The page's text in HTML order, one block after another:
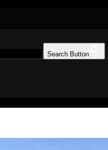
Search Button